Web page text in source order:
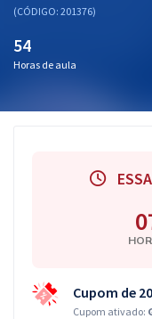
Questões grátis
Conteúdo gratuito
Aprovados
(CÓDIGO: 201376)
54
Horas de aula
Cupom de
Cupom ativado: